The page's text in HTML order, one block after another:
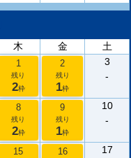
木 金 土
1
残り
2枠
2
残り
1枠
3
-
8
残り
2枠
9
残り
1枠
10
-
15 16
17